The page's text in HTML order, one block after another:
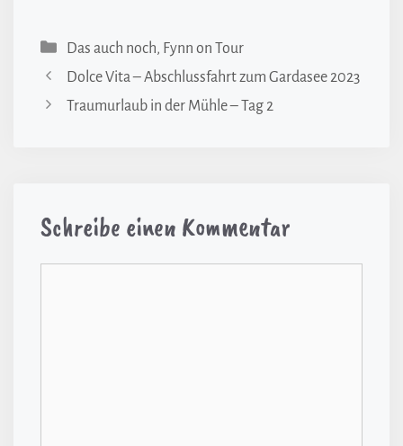
Kategorien
Das auch noch, Fynn on Tour
Dolce Vita – Abschlussfahrt zum Gardasee 2023
Traumurlaub in der Mühle – Tag 2
Schreibe einen Kommentar